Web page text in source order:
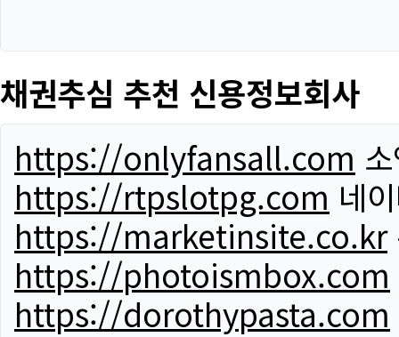
채권추심 추천 신용정보회사
https://onlyfansall.com
https://rtpslotpg.com 네
https://marketinsite.co.kr
https://photoismbox.com
https://dorothypasta.com